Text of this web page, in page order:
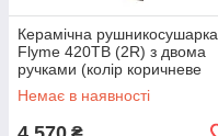
Керамічна рушникосушарка
Flyme 420ТB (2R) з двома
ручками (колір коричневе
дерево)
Немає в наявності